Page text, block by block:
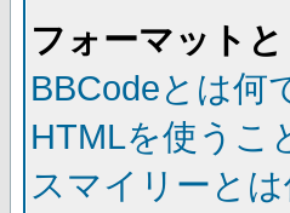
フォーマット
BBCodeとは何
HTMLを使うこ
スマイリーと